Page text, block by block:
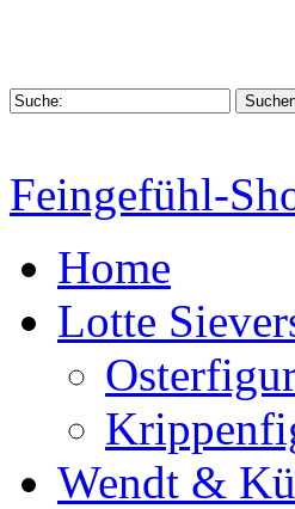
Feingefühl-
Home
Lotte
Wendt &